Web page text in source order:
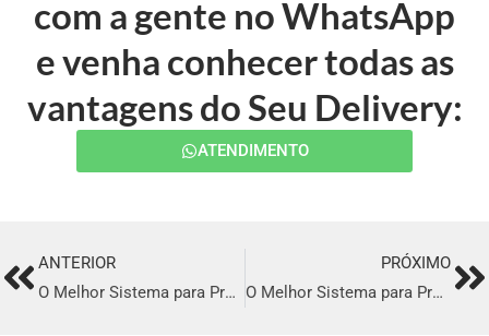
com a gente no WhatsApp
e venha conhecer todas as
vantagens do Seu Delivery:
ATENDIMENTO
PrevANTERIOR
O Melhor Sistema para Profissionalizar o seu Delivery em São Bento do Sul
PRÓXIMO
O Melhor Sistema para Profissionalizar o seu Delivery em Senhor do Bonfim